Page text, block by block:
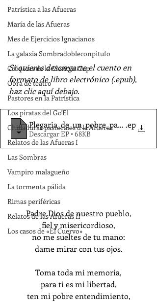
Patrística a las Afueras
María de las Afueras
Mes de Ejercicios Ignacianos
La galaxia Sombradobleconpitufo
Crónicas de la Clericus Cup
Obra de teatro
Pastores en la Patrística
Los piratas del Go'El
Chifladuras pastorales d ls Afueras
Relatos de las Afueras I
Las Sombras
Vampiro malagueño
La tormenta pálida
Rimas periféricas
Relatos de las Afueras II
Los casos de «El Cuervo»
Si quieres descargarte el cuento en
formato de libro electrónico (.epub),
haz clic aquí debajo.
Plegaria_de_un_pobre_pastor-.ep
Descargar EP • 68KB
Padre Dios de nuestro pueblo,
fiel y misericordioso,
no me sueltes de tu mano:
dame mirar con tus ojos.
Toma toda mi memoria,
para ti es mi libertad,
ten mi pobre entendimiento,